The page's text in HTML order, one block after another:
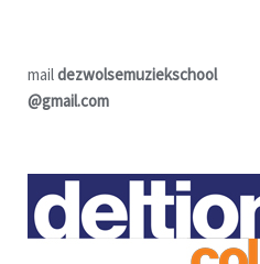
maildezwolsemuziekschool
@gmail.com